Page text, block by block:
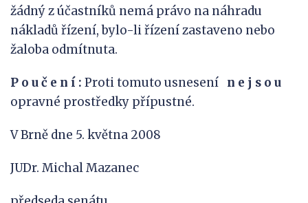
žádný z účastníků nemá právo na náhradu
nákladů řízení, bylo-li řízení zastaveno nebo
žaloba odmítnuta.
P o u č e n í : Proti tomuto usnesení n e j s o u
opravné prostředky přípustné.
V Brně dne 5. května 2008
JUDr. Michal Mazanec